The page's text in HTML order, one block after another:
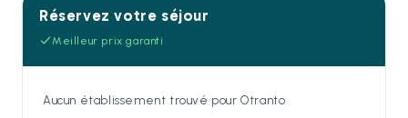
Réservez votre séjour
Meilleur prix garanti
Aucun établissement trouvé pour Otranto